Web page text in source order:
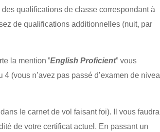
qualifications de classe correspondant à
de qualifications additionnelles (nuit, par
la mention ”English Proficient” vous
(vous n’avez pas passé d’examen de
le carnet de vol faisant foi). Il vous faudra
de votre certificat actuel. En passant un